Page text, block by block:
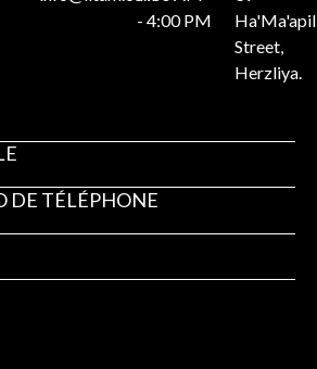
- 4:00 PM
Street,
Herzliya.